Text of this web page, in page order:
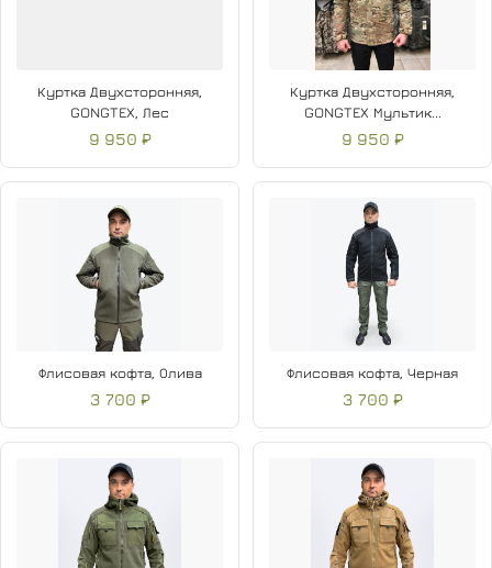
Куртка Двухсторонняя,
GONGTEX, Лес
9 950 ₽
Куртка Двухсторонняя,
GONGTEX Мультик...
9 950 ₽
Флисовая кофта, Олива
3 700 ₽
Флисовая кофта, Черная
3 700 ₽